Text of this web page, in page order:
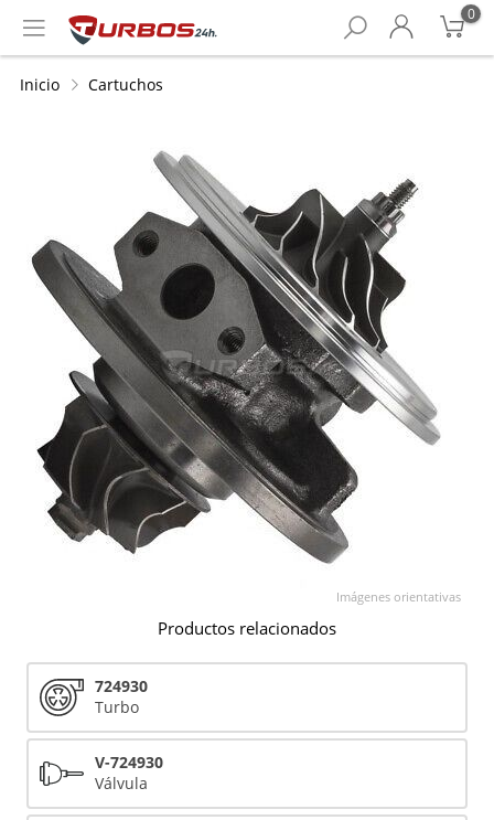
0
Inicio Cartuchos
Imágenes orientativas
Productos relacionados
724930
Turbo
V-724930
Válvula